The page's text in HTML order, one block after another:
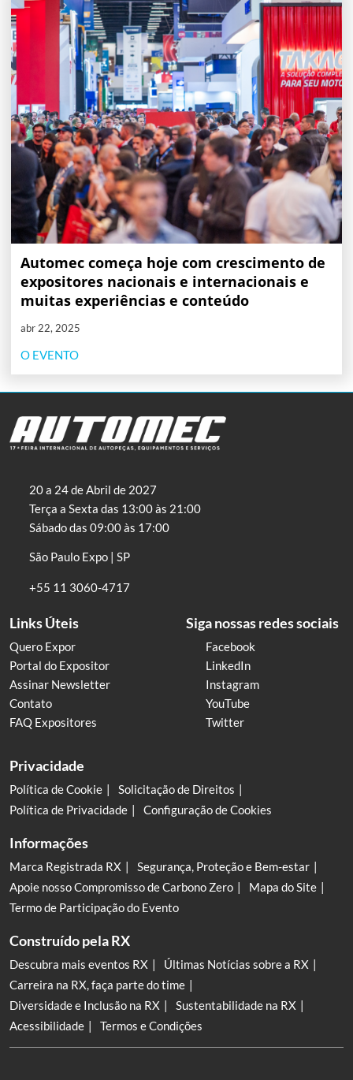
Automec começa hoje com crescimento de
expositores nacionais e internacionais e
muitas experiências e conteúdo
abr 22, 2025
O EVENTO
20 a 24 de Abril de 2027
Terça a Sexta das 13:00 às 21:00
Sábado das 09:00 às 17:00
São Paulo Expo | SP
+55 11 3060-4717
Links Úteis
Quero Expor
Portal do Expositor
Assinar Newsletter
Contato
FAQ Expositores
Siga nossas redes sociais
Facebook
LinkedIn
Instagram
YouTube
Twitter
Privacidade
Política de Cookie
Solicitação de Direitos
Política de Privacidade
Configuração de Cookies
Informações
Marca Registrada RX
Segurança, Proteção e Bem-estar
Apoie nosso Compromisso de Carbono Zero
Mapa do Site
Termo de Participação do Evento
Construído pela RX
Descubra mais eventos RX
Últimas Notícias sobre a RX
Carreira na RX, faça parte do time
Diversidade e Inclusão na RX
Sustentabilidade na RX
Acessibilidade
Termos e Condições